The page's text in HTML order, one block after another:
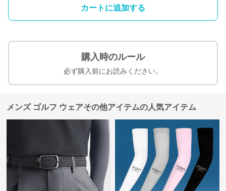
カートに追加する
購入時のルール
必ず購入前にお読みください。
メンズ ゴルフ ウェアその他アイテムの人気アイテム